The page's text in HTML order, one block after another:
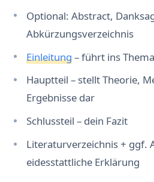
Optional: Abstract,
Abkürzungsverzeichnis
Einleitung– führt ins
Hauptteil – stellt Theorie,
Ergebnisse dar
Schlussteil – dein Fazit
Literaturverzeichnis + ggf.
eidesstattliche Erklärung